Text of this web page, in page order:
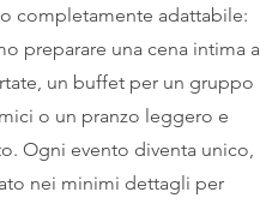
completamente adattabile:
preparare una cena intima a
un buffet per un gruppo
o un pranzo leggero e
Ogni evento diventa unico,
nei minimi dettagli per